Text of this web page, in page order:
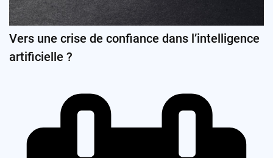
Vers une crise de confiance dans l’intelligence
artificielle ?